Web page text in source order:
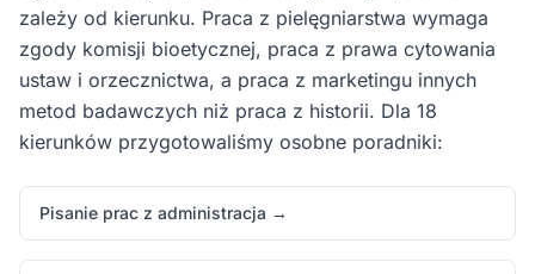
zależy od kierunku. Praca z pielęgniarstwa wymaga
zgody komisji bioetycznej, praca z prawa cytowania
ustaw i orzecznictwa, a praca z marketingu innych
metod badawczych niż praca z historii. Dla 18
kierunków przygotowaliśmy osobne poradniki:
Pisanie prac z administracja →